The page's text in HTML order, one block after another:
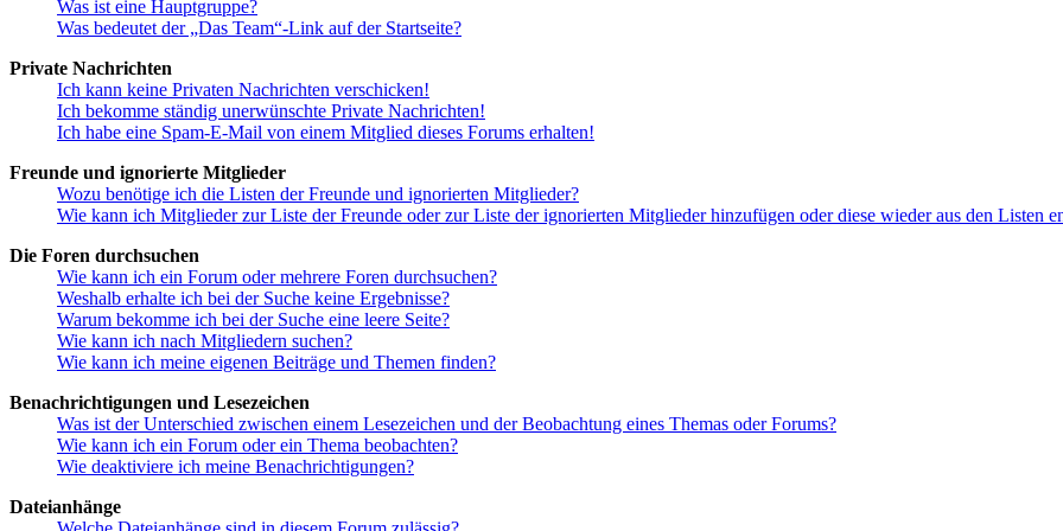
Was ist eine Hauptgruppe?
Was bedeutet der „Das Team“-Link auf der Startseite?
Private Nachrichten
Ich kann keine Privaten Nachrichten verschicken!
Ich bekomme ständig unerwünschte Private Nachrichten!
Ich habe eine Spam-E-Mail von einem Mitglied dieses Forums erhalten!
Freunde und ignorierte Mitglieder
Wozu benötige ich die Listen der Freunde und ignorierten Mitglieder?
Wie kann ich Mitglieder zur Liste der Freunde oder zur Liste der ignorierten Mitglieder hinzufügen oder diese wieder aus den Listen
Die Foren durchsuchen
Wie kann ich ein Forum oder mehrere Foren durchsuchen?
Weshalb erhalte ich bei der Suche keine Ergebnisse?
Warum bekomme ich bei der Suche eine leere Seite?
Wie kann ich nach Mitgliedern suchen?
Wie kann ich meine eigenen Beiträge und Themen finden?
Benachrichtigungen und Lesezeichen
Was ist der Unterschied zwischen einem Lesezeichen und der Beobachtung eines Themas oder Forums?
Wie kann ich ein Forum oder ein Thema beobachten?
Wie deaktiviere ich meine Benachrichtigungen?
Dateianhänge